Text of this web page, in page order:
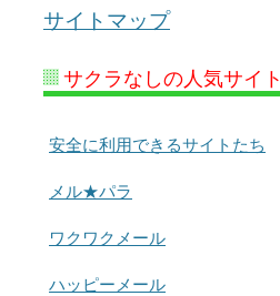
サイトマップ
サクラなしの人気サイト
安全に利用できるサイトたち
メル★パラ
ワクワクメール
ハッピーメール